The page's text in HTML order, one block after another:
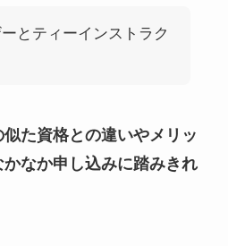
とティーインストラク
似た資格との違いやメリッ
かなか申し込みに踏みきれ